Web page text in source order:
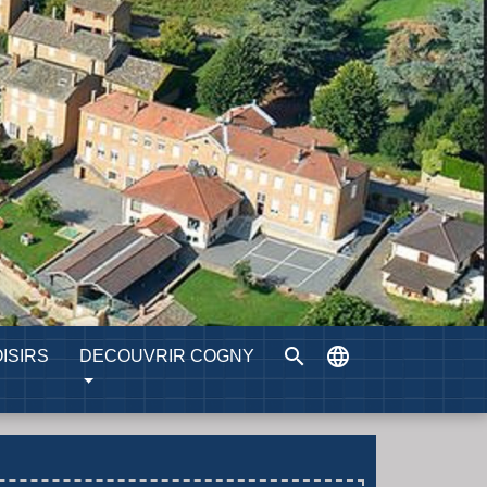
DECOUVRIR COGNY search language